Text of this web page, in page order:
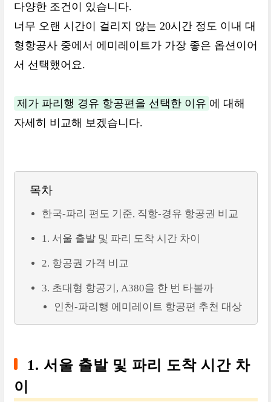
다양한 조건이 있습니다.
너무 오랜 시간이 걸리지 않는 20시간 정도 이내 대
형항공사 중에서 에미레이트가 가장 좋은 옵션이어
서 선택했어요.
제가 파리행 경유 항공편을 선택한 이유 에 대해
자세히 비교해 보겠습니다.
목차
한국-파리 편도 기준, 직항-경유 항공권 비교
1. 서울 출발 및 파리 도착 시간 차이
2. 항공권 가격 비교
3. 초대형 항공기, A380을 한 번 타볼까
인천-파리행 에미레이트 항공편 추천 대상
1. 서울 출발 및 파리 도착 시간 차
이